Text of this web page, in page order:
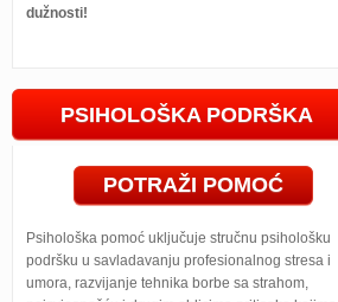
dužnosti!
PSIHOLOŠKA PODRŠKA
POTRAŽI POMOĆ
Psihološka pomoć uključuje stručnu psihološku
podršku u savladavanju profesionalnog stresa i
umora, razvijanje tehnika borbe sa strahom,